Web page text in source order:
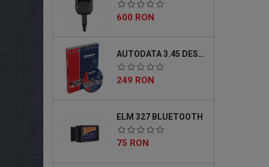
Pret
600 RON
AUTODATA 3.45 DESCARCABIL
Pret
249 RON
ELM 327 BLUETOOTH
Pret
75 RON